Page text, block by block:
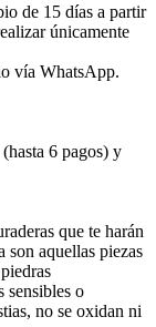
de 15 días a partir
únicamente
vía WhatsApp.
6 pagos) y
que te harán
son aquellas piezas
sensibles o
no se oxidan ni